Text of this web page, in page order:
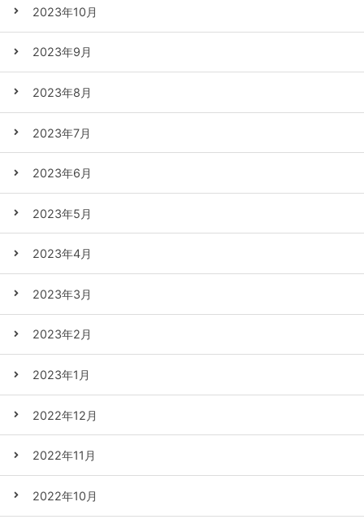
2023年10月
2023年9月
2023年8月
2023年7月
2023年6月
2023年5月
2023年4月
2023年3月
2023年2月
2023年1月
2022年12月
2022年11月
2022年10月